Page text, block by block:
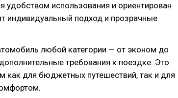
удобством использования и ориентирован
индивидуальный подход и прозрачные
любой категории — от эконом до
требования к поездке. Это
как для бюджетных путешествий, так и для